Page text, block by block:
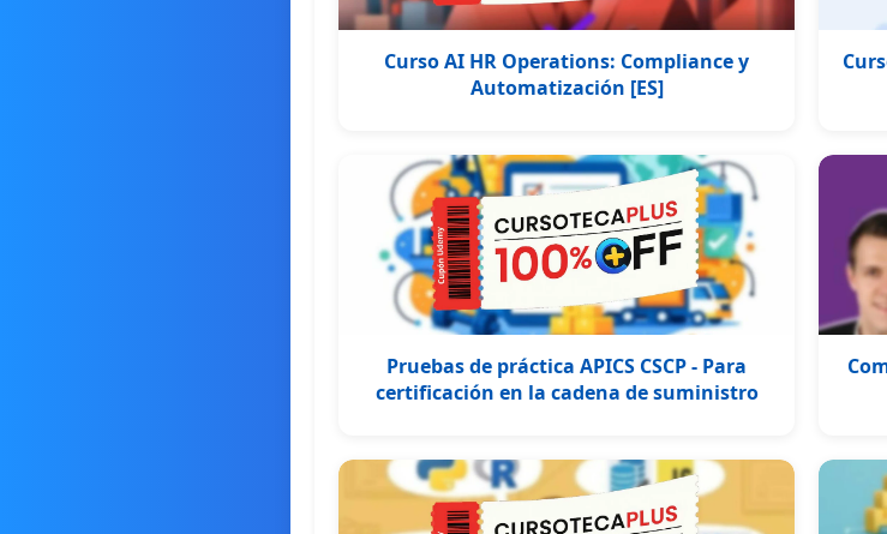
Curso AI HR Operations: Compliance y
Automatización [ES]
Pruebas de práctica APICS CSCP - Para
certificación en la cadena de suministro